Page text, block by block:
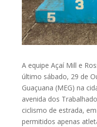
A equipe Açaí Mill e
último sábado, 29 de
Guaçuana (MEG) na
avenida dos
ciclismo de estrada,
permitidos apenas